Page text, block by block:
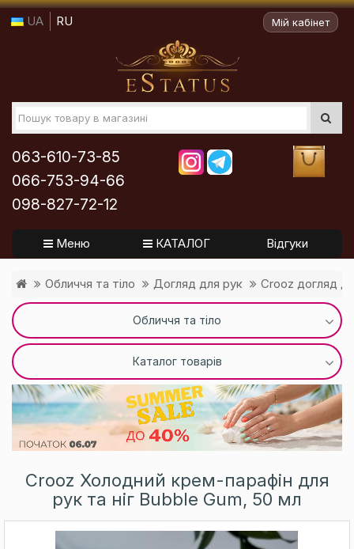
UA RU Мій кабінет
063-610-73-85
066-753-94-66
098-827-72-12
Меню КАТАЛОГ Відгуки
Обличчя та тіло Догляд для рук Crooz догляд
Обличчя та тіло
Каталог товарів
Crooz Холодний крем-парафін для
рук та ніг Bubble Gum, 50 мл